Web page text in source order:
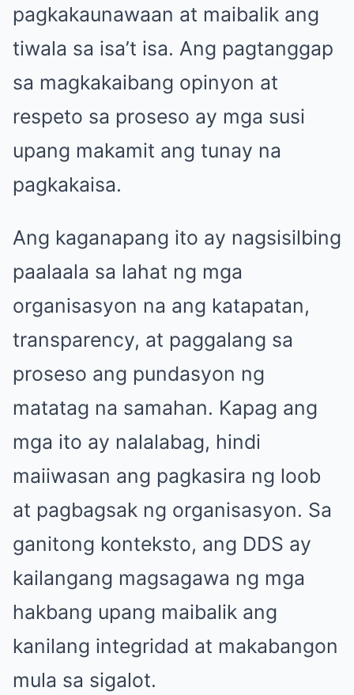
pagkakaunawaan at maibalik ang
tiwala sa isa’t isa. Ang pagtanggap
sa magkakaibang opinyon at
respeto sa proseso ay mga susi
upang makamit ang tunay na
pagkakaisa.
Ang kaganapang ito ay nagsisilbing
paalaala sa lahat ng mga
organisasyon na ang katapatan,
transparency, at paggalang sa
proseso ang pundasyon ng
matatag na samahan. Kapag ang
mga ito ay nalalabag, hindi
maiiwasan ang pagkasira ng loob
at pagbagsak ng organisasyon. Sa
ganitong konteksto, ang DDS ay
kailangang magsagawa ng mga
hakbang upang maibalik ang
kanilang integridad at makabangon
mula sa sigalot.